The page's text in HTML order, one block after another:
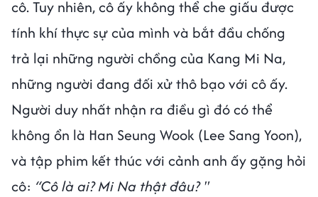
cô. Tuy nhiên, cô ấy không thể che giấu được
tính khí thực sự của mình và bắt đầu chống
trả lại những người chồng của Kang Mi Na,
những người đang đối xử thô bạo với cô ấy.
Người duy nhất nhận ra điều gì đó có thể
không ổn là Han Seung Wook (Lee Sang Yoon),
và tập phim kết thúc với cảnh anh ấy gặng hỏi
cô: “Cô là ai? Mi Na thật đâu? "